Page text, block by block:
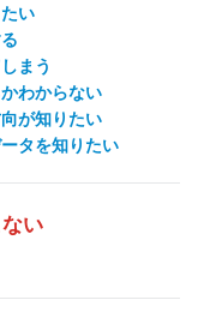
い
まう
わからない
が知りたい
タを知りたい
い